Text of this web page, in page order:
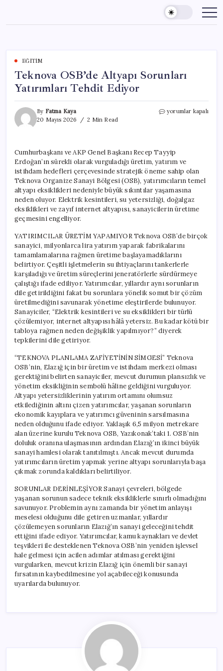
content
EĞITIM
Teknova OSB’de Altyapı Sorunları
Yatırımları Tehdit Ediyor
By Fatma Kaya
20 Mayıs 2026
2 Min Read
Teknova
Tehdit
Ediyor
için
yorumlar kapalı
Cumhurbaşkanı ve AKP Genel Başkanı Recep Tayyip
Erdoğan’ın sürekli olarak vurguladığı üretim, yatırım ve
istihdam hedefleri çerçevesinde stratejik öneme sahip olan
Teknova Organize Sanayi Bölgesi (OSB), yatırımcıların temel
altyapı eksiklikleri nedeniyle büyük sıkıntılar yaşamasına
neden oluyor. Elektrik kesintileri, su yetersizliği, doğalgaz
eksiklikleri ve zayıf internet altyapısı, sanayicilerin üretime
geçmesini engelliyor.
YATIRIMCILAR ÜRETİM YAPAMIYOR Teknova OSB’de birçok
sanayici, milyonlarca lira yatırım yaparak fabrikalarını
tamamlamalarına rağmen üretime başlayamadıklarını
belirtiyor. Çeşitli işletmelerin su ihtiyaçlarını tankerlerle
karşıladığı ve üretim süreçlerini jeneratörlerle sürdürmeye
çalıştığı ifade ediliyor. Yatırımcılar, yıllardır aynı sorunların
dile getirildiğini fakat bu sorunlara yönelik somut bir çözüm
üretilmediğini savunarak yönetime eleştirilerde bulunuyor.
Sanayiciler, “Elektrik kesintileri ve su eksiklikleri bir türlü
çözülemiyor, internet altyapısı hâlâ yetersiz. Bu kadar kötü bir
tabloya rağmen neden değişiklik yapılmıyor?” diyerek
tepkilerini dile getiriyor.
“TEKNOVA PLANLAMA ZAFİYETİNİN SİMGESİ” Teknova
OSB’nin, Elazığ için bir üretim ve istihdam merkezi olması
gerektiğini belirten sanayiciler, mevcut durumun plansızlık ve
yönetim eksikliğinin sembolü hâline geldiğini vurguluyor.
Altyapı yetersizliklerinin yatırım ortamını olumsuz
etkilediğinin altını çizen yatırımcılar, yaşanan sorunların
ekonomik kayıplara ve yatırımcı güveninin sarsılmasına
neden olduğunu ifade ediyor. Yaklaşık 6,5 milyon metrekare
alan üzerine kurulu Teknova OSB, Yazıkonak’taki 1. OSB’nin
doluluk oranına ulaşmasının ardından Elazığ’ın ikinci büyük
sanayi hamlesi olarak tanıtılmıştı. Ancak mevcut durumda
yatırımcıların üretim yapmak yerine altyapı sorunlarıyla başa
çıkmak zorunda kaldıkları belirtiliyor.
SORUNLAR DERİNLEŞİYOR Sanayi çevreleri, bölgede
yaşanan sorunun sadece teknik eksikliklerle sınırlı olmadığını
savunuyor. Problemin aynı zamanda bir yönetim anlayışı
meselesi olduğunu dile getiren uzmanlar, yıllardır
çözülemeyen sorunların Elazığ’ın sanayi geleceğini tehdit
ettiğini ifade ediyor. Yatırımcılar, kamu kaynakları ve devlet
teşvikleri ile desteklenen Teknova OSB’nin yeniden işlevsel
hale gelmesi için acilen adımlar atılması gerektiğini
vurgularken, mevcut krizin Elazığ için önemli bir sanayi
fırsatının kaybedilmesine yol açabileceği konusunda
uyarılarda bulunuyor.